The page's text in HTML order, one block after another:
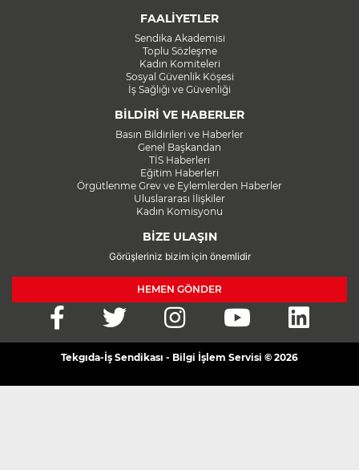
FAALİYETLER
Sendika Akademisi
Toplu Sözleşme
Kadın Komiteleri
Sosyal Güvenlik Köşesi
İş Sağlığı ve Güvenliği
BİLDİRİ VE HABERLER
Basın Bildirileri ve Haberler
Genel Başkandan
TİS Haberleri
Eğitim Haberleri
Örgütlenme Grev ve Eylemlerden Haberler
Uluslararası İlişkiler
Kadın Komisyonu
BİZE ULAŞIN
Görüşleriniz bizim için önemlidir
HEMEN GÖNDER
Tekgıda-İş Sendikası - Bilgi İşlem Servisi © 2026